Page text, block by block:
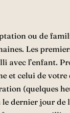
ou de
Les
avec l’enfant.
et celui de votre
(quelques
le dernier jour de